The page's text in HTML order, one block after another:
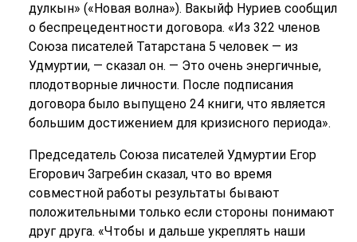
дулкын» («Новая волна»). Вакыйф Нуриев сообщил
о беспрецедентности договора. «Из 322 членов
Союза писателей Татарстана 5 человек — из
Удмуртии, — сказал он. — Это очень энергичные,
плодотворные личности. После подписания
договора было выпущено 24 книги, что является
большим достижением для кризисного периода».
Председатель Союза писателей Удмуртии Егор
Егорович Загребин сказал, что во время
совместной работы результаты бывают
положительными только если стороны понимают
друг друга. «Чтобы и дальше укреплять наши